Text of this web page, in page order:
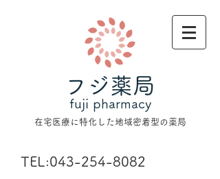
フジ薬局
fuji pharmacy
在宅医療に特化した地域密着型の薬局
TEL:043-254-8082